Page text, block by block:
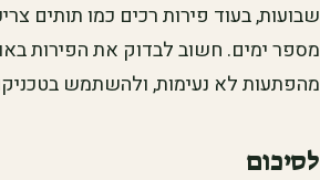
שבועות, בעוד פירות רכים כמו תותים
מספר ימים. חשוב לבדוק את הפירות
מהפתעות לא נעימות, ולהשתמש
לסיכום